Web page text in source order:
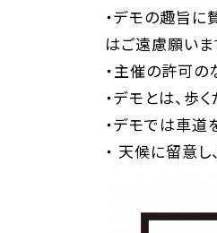
・デモの趣旨
はご遠慮願い
・主催の許可
・デモとは、歩
・デモでは車道
・ 天候に留意